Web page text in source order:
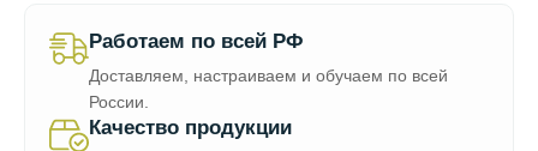
Работаем по всей РФ
Доставляем, настраиваем и обучаем по всей
России.
Качество продукции